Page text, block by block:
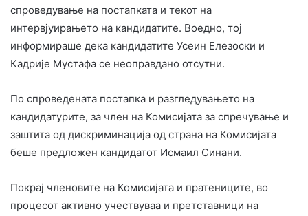
спроведување на постапката и текот на
интервјуирањето на кандидатите. Воедно, тој
информираше дека кандидатите Усеин Елезоски и
Кадрије Мустафа се неоправдано отсутни.
По спроведената постапка и разгледувањето на
кандидатурите, за член на Комисијата за спречување и
заштита од дискриминација од страна на Комисијата
беше предложен кандидатот Исмаил Синани.
Покрај членовите на Комисијата и пратениците, во
процесот активно учествуваа и претставници на